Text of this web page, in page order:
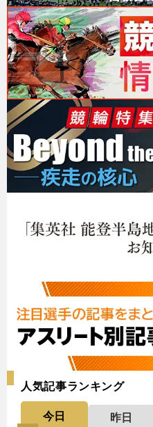
人気記事ランキング
今日 昨日